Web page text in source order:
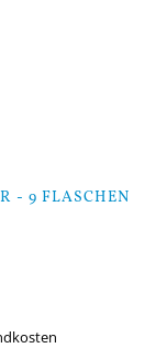
- 9 FLASCHEN